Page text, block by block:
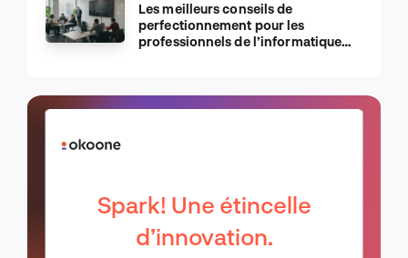
Les meilleurs conseils de
perfectionnement pour les
professionnels de l’informatique
Spark! Une étincelle
d’innovation.